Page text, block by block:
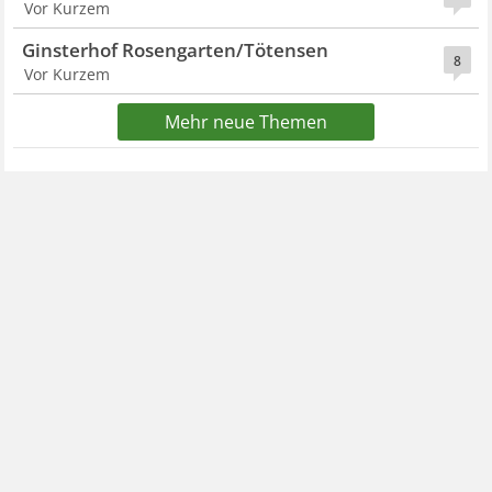
Vor Kurzem
8
Ginsterhof Rosengarten/Tötensen
Vor Kurzem
Mehr neue Themen